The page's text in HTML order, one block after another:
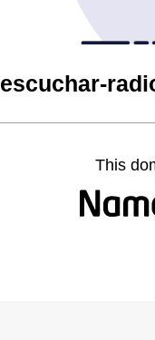
escuchar-
This